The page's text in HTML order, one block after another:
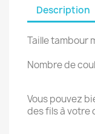
Description
Taille tambour
Nombre de
Vous pouvez
des fils à votre